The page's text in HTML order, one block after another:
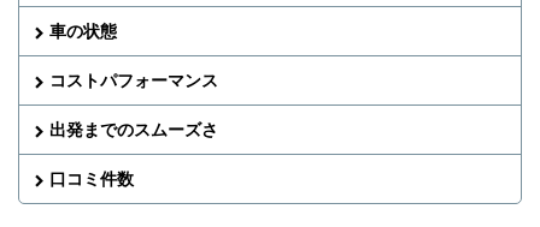
車の状態
コストパフォーマンス
出発までのスムーズさ
口コミ件数